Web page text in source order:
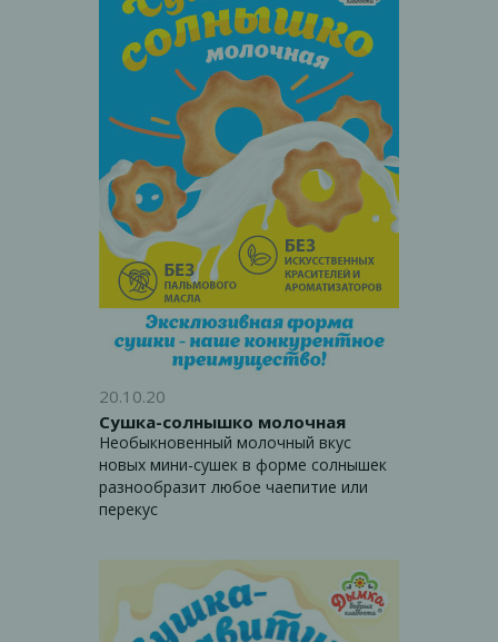
20.10.20
Сушка-солнышко молочная
Необыкновенный молочный вкус
новых мини-сушек в форме солнышек
разнообразит любое чаепитие или
перекус